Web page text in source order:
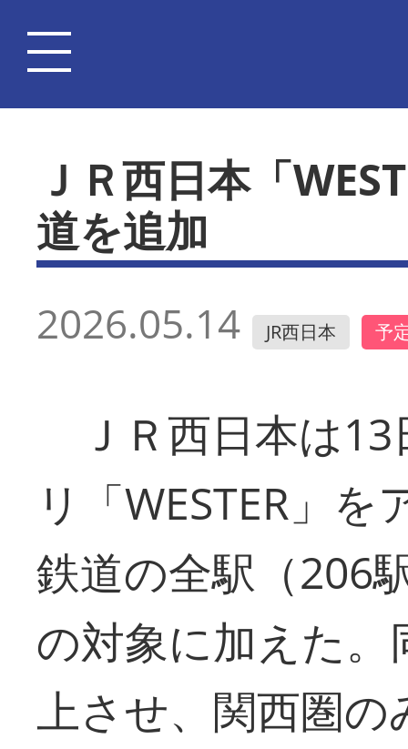
ＪＲ西日本「
道を追加
2026.05.14 JR西日本 予
ＪＲ西日本は13
リ「WESTER」
鉄道の全駅（206
の対象に加えた
上させ、関西圏